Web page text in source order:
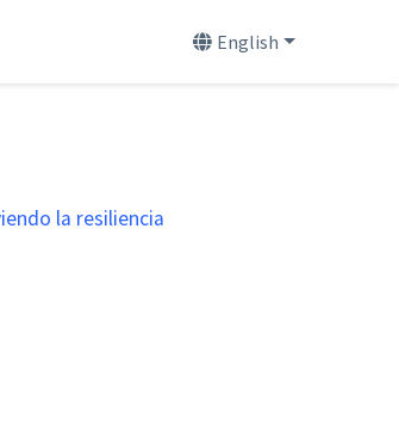
English
la resiliencia